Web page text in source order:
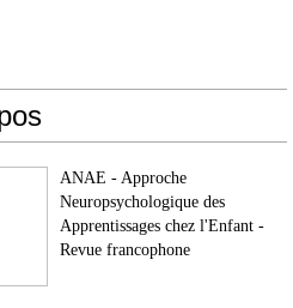
ANAE - Approche
Neuropsychologique des
Apprentissages chez l'Enfant -
Revue francophone